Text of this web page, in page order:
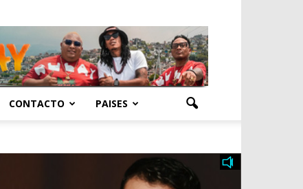
CONTACTO PAISES